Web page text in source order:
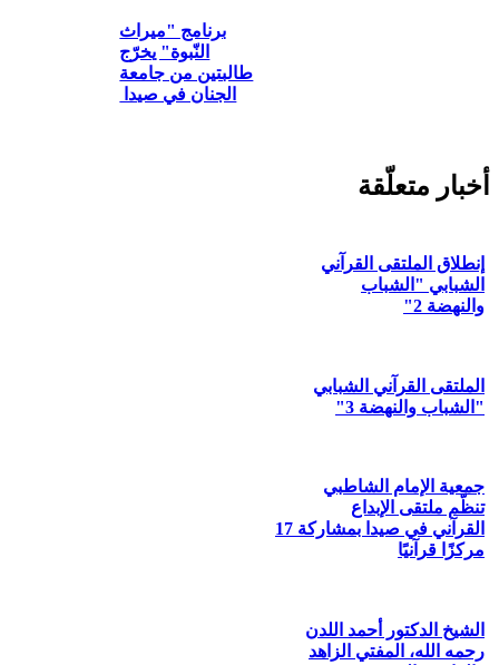
برنامج "ميراث
النّبوة" يخرّج
طالبتين من جامعة
الجنان في صيدا
متعلّقة
إنطلاق الملتقى القرآني
الشبابي "الشباب
والنهضة 2"
الملتقى القرآني الشبابي
"الشباب والنهضة 3"
جمعية الإمام الشاطبي
تنظّم ملتقى الإبداع
القرآني في صيدا بمشاركة 17
مركزًا قرآنيًا
الشيخ الدكتور أحمد اللدن
رحمه الله، المفتي الزاهد